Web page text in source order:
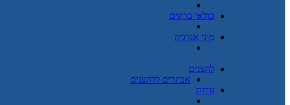
כולאי ברקים
מוני אנרגיה
לחצנים
אביזרים ללחצנים
נורות